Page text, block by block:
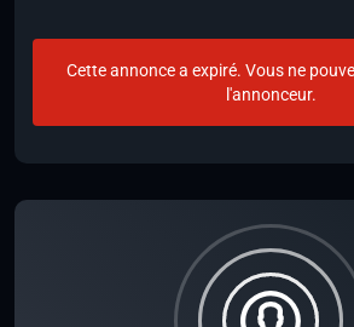
Cette annonce a expiré. Vous ne
l'annonceur.